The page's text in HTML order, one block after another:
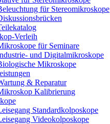
für Stereomikroskope
Verleih
für Seminare
und Digitalmikroskope
Mikroskope
& Reparatur
Kalibrierung
Standardkolposkope
Videokolposkope